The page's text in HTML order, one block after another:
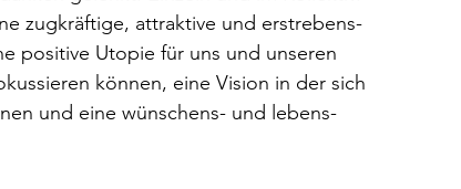
zugkräftige, attraktive und erstrebens-
positive Utopie für uns und unseren
können, eine Vision in der sich
und eine wünschens- und lebens-